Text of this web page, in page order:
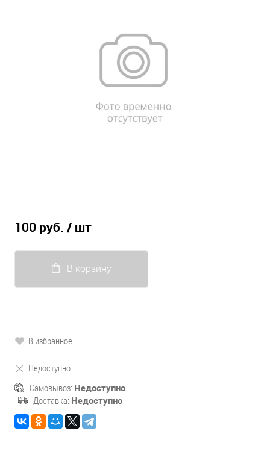
100 руб. / шт
В корзину
В избранное
Недоступно
Самовывоз: Недоступно
Доставка: Недоступно